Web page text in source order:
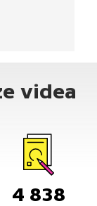
videa
4 838